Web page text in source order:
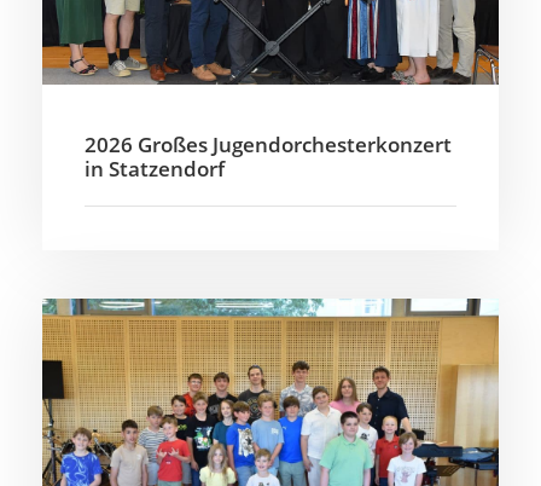
2026 Großes Jugendorchesterkonzert
in Statzendorf